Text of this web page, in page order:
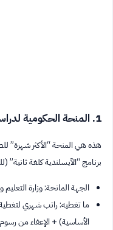
1. المنحة الحكومية لدراسة اللغة الآيسلندية
هذه هي المنحة “الأكثر شهرة”
برنامج “الآيسلندية كلغة
الجهة المانحة: وزارة
ما تغطيه: راتب شهري
الأساسية) + الإعفاء من